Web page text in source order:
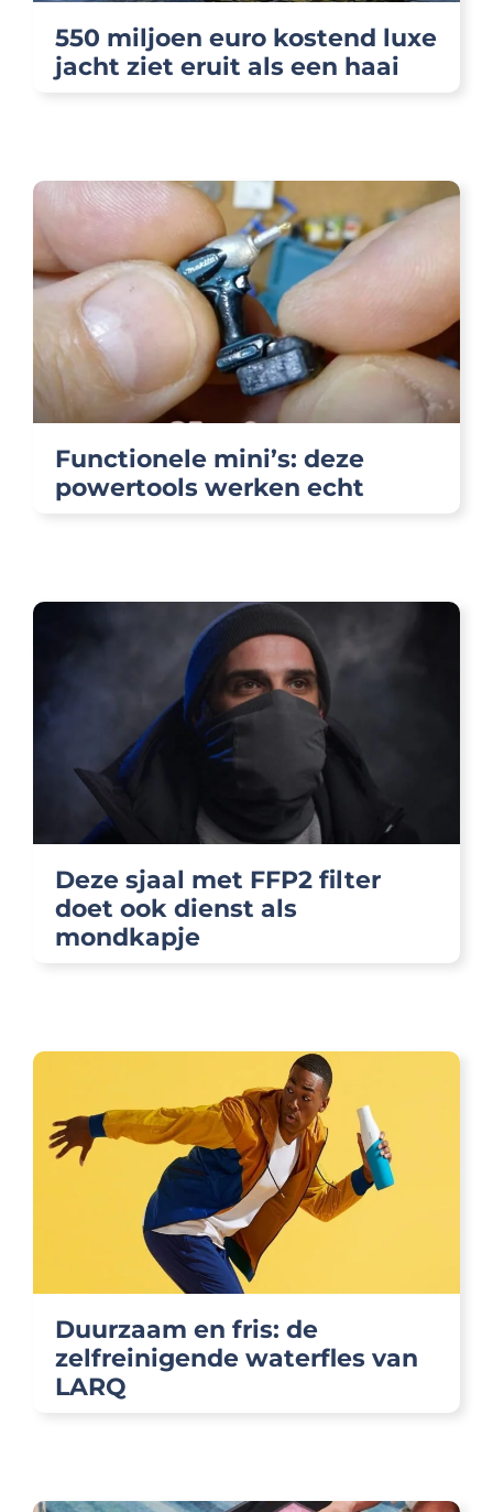
550 miljoen euro kostend luxe
jacht ziet eruit als een haai
Functionele mini’s: deze
powertools werken echt
Deze sjaal met FFP2 filter
doet ook dienst als
mondkapje
Duurzaam en fris: de
zelfreinigende waterfles van
LARQ